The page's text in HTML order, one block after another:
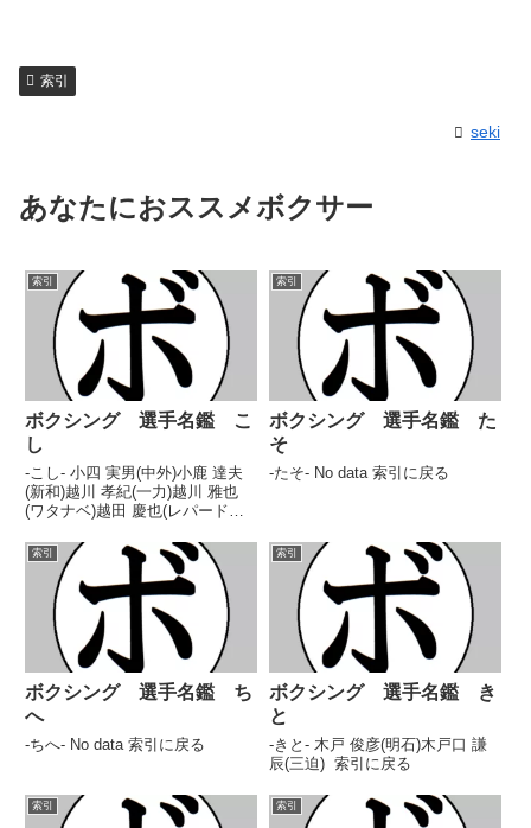
索引
seki
あなたにおススメボクサー
索引
ボクシング 選手名鑑 こ
し
-こし- 小四 実男(中外)小鹿 達夫
(新和)越川 孝紀(一力)越川 雅也
(ワタナベ)越田 慶也(レパード玉
沢)小島 乃(常滑)小島 一希(石田)
小島 和彦(ハッピー)児島 勝也(白
鷺)小島 隆広(マサ伊...
索引
ボクシング 選手名鑑 た
そ
-たそ- No data 索引に戻る
索引
ボクシング 選手名鑑 ち
へ
-ちへ- No data 索引に戻る
索引
ボクシング 選手名鑑 き
と
-きと- 木戸 俊彦(明石)木戸口 謙
辰(三迫) 索引に戻る
索引 索引